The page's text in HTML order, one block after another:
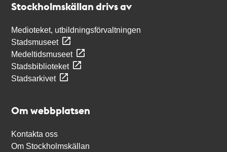
Stockholmskällan drivs av
Medioteket, utbildningsförvaltningen
Stadsmuseet
Medeltidsmuseet
Stadsbiblioteket
Stadsarkivet
Om webbplatsen
Kontakta oss
Om Stockholmskällan